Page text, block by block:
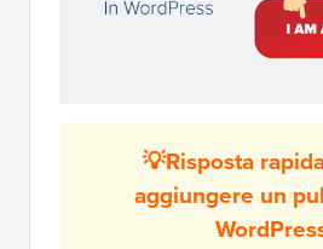
💡Risposta
aggiungere un